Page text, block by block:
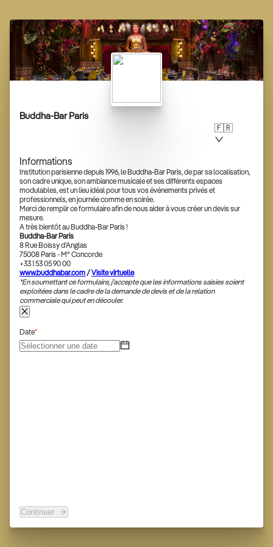
Buddha-Bar Paris
🇫🇷
Informations
Institution parisienne depuis 1996, le Buddha-Bar Paris, de par sa localisation,
son cadre unique, son ambiance musicale et ses différents espaces
modulables, est un lieu idéal pour tous vos événements privés et
professionnels, en journée comme en soirée.
Merci de remplir ce formulaire afin de nous aider à vous créer un devis sur
mesure.
A très bientôt au Buddha-Bar Paris !
Buddha-Bar Paris
8 Rue Boissy d’Anglas
75008 Paris - M° Concorde
+33 1 53 05 90 00
www.buddhabar.com/Visite virtuelle
*En soumettant ce formulaire, j’accepte que les informations saisies soient
exploitées dans le cadre de la demande de devis et de la relation
commerciale qui peut en découler.
Date*
Continuer